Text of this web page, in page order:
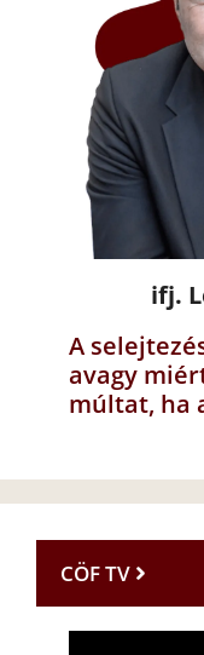
ifj.
A
avagy
múltat, ha
CÖF TV